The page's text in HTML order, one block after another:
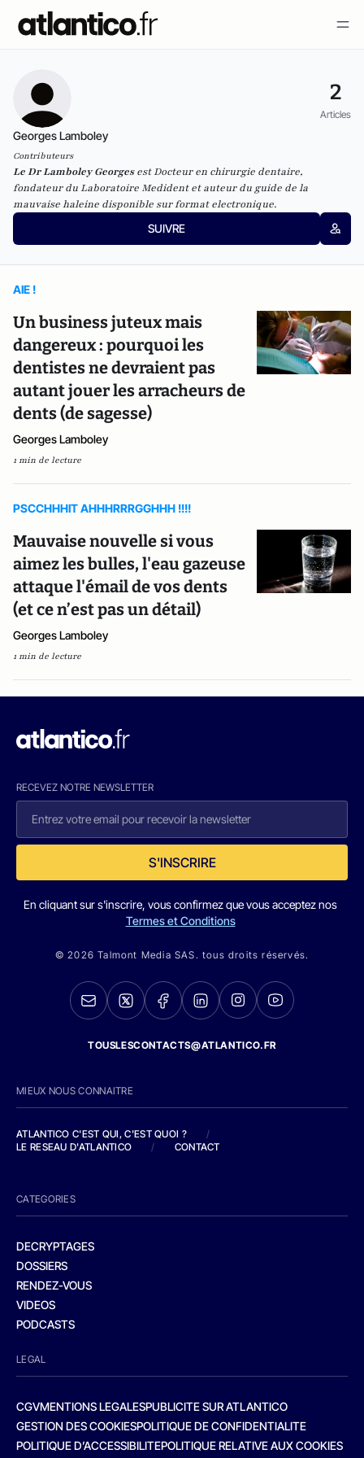
2
Articles
Georges Lamboley
Contributeurs
Le Dr Lamboley Georgesest Docteur en chirurgie dentaire,
fondateur duLaboratoire Medidentet auteurdu guide de la
mauvaise haleine disponible sur format electronique.
SUIVRE
AIE !
Un business juteux mais
dangereux : pourquoi les
dentistes ne devraient pas
autant jouer les arracheurs de
dents (de sagesse)
Georges Lamboley
1 min de lecture
PSCCHHHIT AHHHRRRGGHHH !!!!
Mauvaise nouvelle si vous
aimez les bulles, l'eau gazeuse
attaque l'émail de vos dents
(et ce n’est pas un détail)
Georges Lamboley
1 min de lecture
RECEVEZ NOTRE NEWSLETTER
S'INSCRIRE
En cliquant sur s'inscrire, vous confirmez que vous acceptez nos
Termes et Conditions
© 2026 Talmont Media SAS. tous droits réservés.
TOUSLESCONTACTS@ATLANTICO.FR
MIEUX NOUS CONNAITRE
ATLANTICO C'EST QUI, C'EST QUOI ?
/
LE RESEAU D'ATLANTICO
/ CONTACT
CATEGORIES
DECRYPTAGES
DOSSIERS
RENDEZ-VOUS
VIDEOS
PODCASTS
LEGAL
CGVMENTIONS LEGALESPUBLICITE SUR ATLANTICO
GESTION DES COOKIESPOLITIQUE DE CONFIDENTIALITE
POLITIQUE D’ACCESSIBILITEPOLITIQUE RELATIVE AUX COOKIES